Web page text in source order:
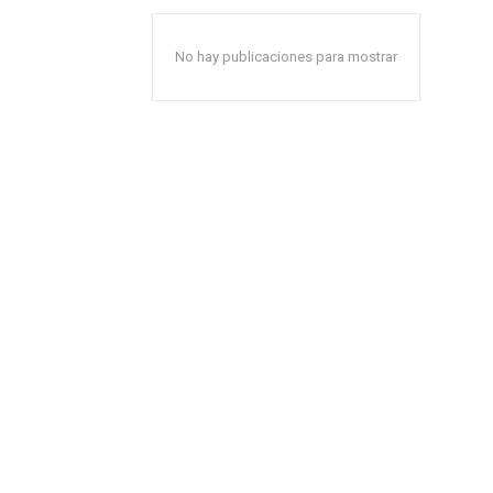
No hay publicaciones para mostrar